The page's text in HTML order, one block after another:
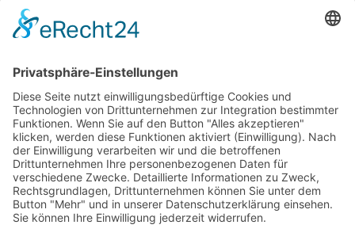
Autorität oft von einer einzelnen Person oder
Zustimmung der Bevölkerung.
© 2026 Frank Hartung Ihr Mediator bei Konflikten in Familie,